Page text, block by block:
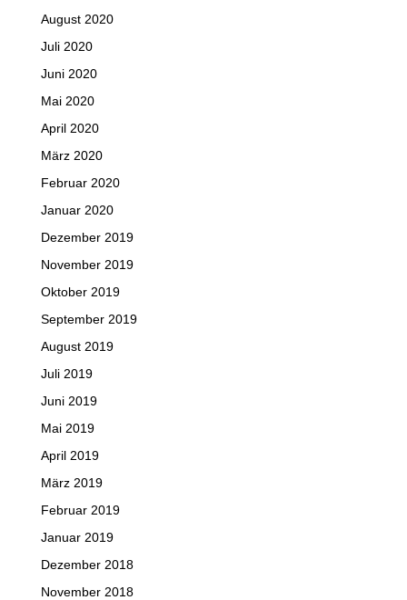
August 2020
Juli 2020
Juni 2020
Mai 2020
April 2020
März 2020
Februar 2020
Januar 2020
Dezember 2019
November 2019
Oktober 2019
September 2019
August 2019
Juli 2019
Juni 2019
Mai 2019
April 2019
März 2019
Februar 2019
Januar 2019
Dezember 2018
November 2018